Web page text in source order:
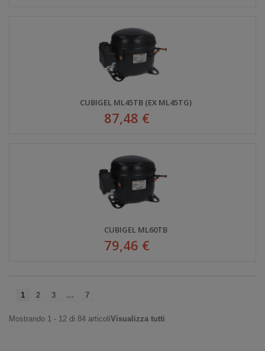
CUBIGEL ML45TB (EX ML45TG)
87,48 €
CUBIGEL ML60TB
79,46 €
1 2 3 ... 7
Mostrando 1 - 12 di 84 articoliVisualizza tutti